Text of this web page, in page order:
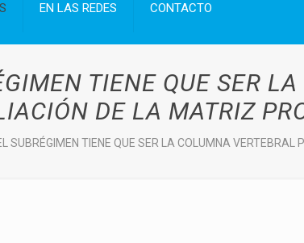
EN LAS REDES CONTACTO
TIENE QUE SER
DE LA MATRIZ
SUBRÉGIMEN TIENE QUE SER LA COLUMNA